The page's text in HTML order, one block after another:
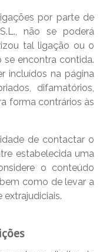
por parte de
não se poderá
tal ligação ou o
encontra contida.
incluídos na página
difamatórios,
forma contrários às
de contactar o
estabelecida uma
o conteúdo
como de levar a
extrajudiciais.